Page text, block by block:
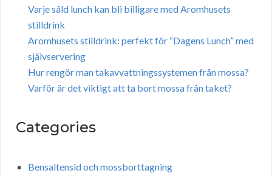
Varje såld lunch kan bli billigare med Aromhusets
stilldrink
Aromhusets stilldrink: perfekt för “Dagens Lunch” med
självservering
Hur rengör man takavvattningssystemen från mossa?
Varför är det viktigt att ta bort mossa från taket?
Categories
Bensaltensid och mossborttagning